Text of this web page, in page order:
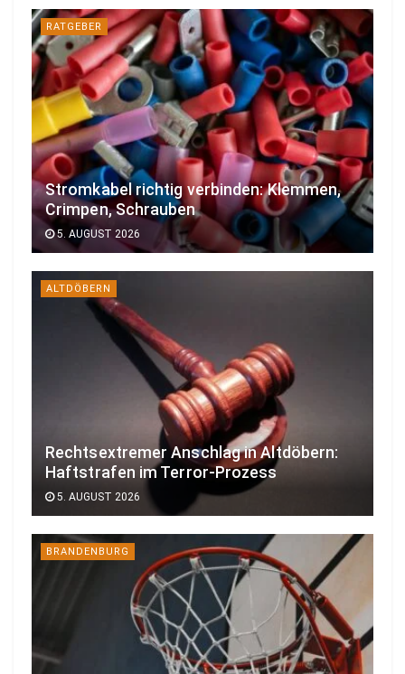
RATGEBER
Stromkabel richtig verbinden: Klemmen,
Crimpen, Schrauben
5. AUGUST 2026
ALTDÖBERN
Rechtsextremer Anschlag in Altdöbern:
Haftstrafen im Terror-Prozess
5. AUGUST 2026
BRANDENBURG